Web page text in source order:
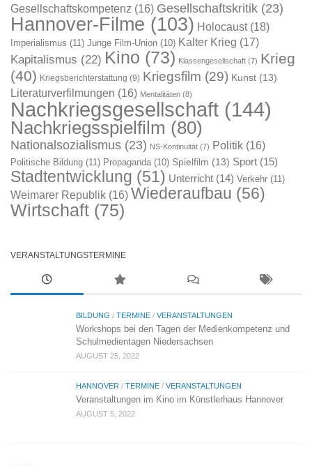
Gesellschaftskompetenz (16) Gesellschaftskritik (23)
Hannover-Filme (103) Holocaust(18)
Imperialismus (11) Junge Film-Union (10) Kalter Krieg (17)
Kapitalismus (22) Kino (73) Klassengesellschaft (7) Krieg
(40) Kriegsberichterstattung (9) Kriegsfilm (29) Kunst (13)
Literaturverfilmungen (16) Mentalitäten (8)
Nachkriegsgesellschaft (144)
Nachkriegsspielfilm (80)
Nationalsozialismus (23) NS-Kontinuität (7) Politik (16)
Politische Bildung (11) Propaganda (10) Spielfilm (13) Sport (15)
Stadtentwicklung (51) Unterricht (14) Verkehr (11)
Weimarer Republik (16) Wiederaufbau (56)
Wirtschaft (75)
VERANSTALTUNGSTERMINE
BILDUNG / TERMINE / VERANSTALTUNGEN
Workshops bei den Tagen der Medienkompetenz und
Schulmedientagen Niedersachsen
AUGUST 25, 2022
HANNOVER / TERMINE / VERANSTALTUNGEN
Veranstaltungen im Kino im Künstlerhaus Hannover
AUGUST 5, 2022